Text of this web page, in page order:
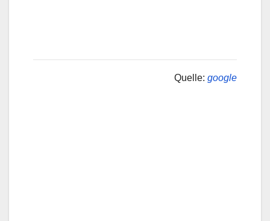
Quelle: google